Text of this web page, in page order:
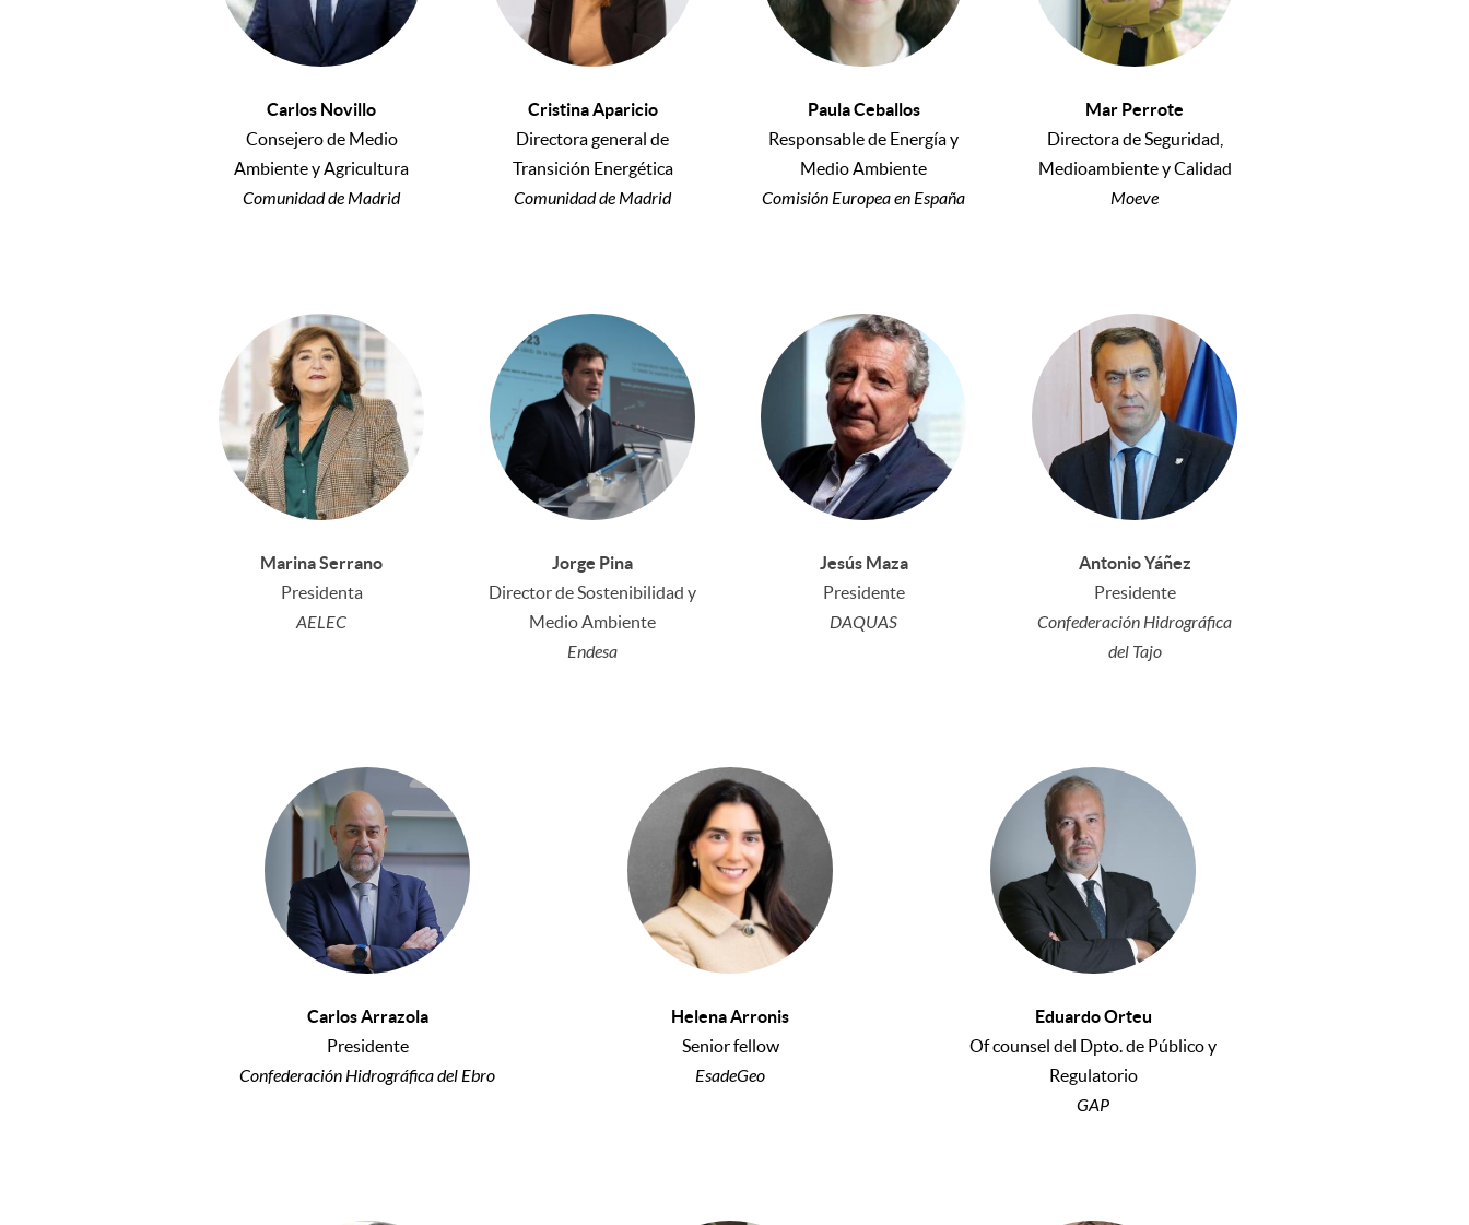
Carlos Novillo
Consejero de Medio
Ambiente y Agricultura
Comunidad de Madrid
Cristina Aparicio
Directora general de
Transición Energética
Comunidad de Madrid
Paula Ceballos
Responsable de Energía y
Medio Ambiente
Comisión Europea en España
Mar Perrote
Directora de Seguridad,
Medioambiente y Calidad
Moeve
Marina Serrano
Presidenta
AELEC
Jorge Pina
Director de Sostenibilidad y
Medio Ambiente
Endesa
Jesús Maza
Presidente
DAQUAS
Antonio Yáñez
Presidente
Confederación Hidrográfica
del Tajo
Carlos Arrazola
Presidente
Confederación Hidrográfica del Ebro
Helena Arronis
Senior fellow
EsadeGeo
Eduardo Orteu
Of counsel del Dpto. de Público y
Regulatorio
GAP